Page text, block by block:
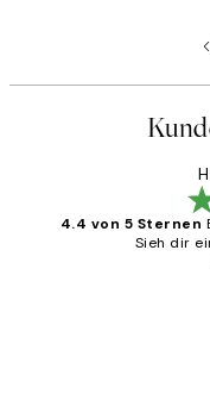
4.4 von 5 Sternen
Sieh dir